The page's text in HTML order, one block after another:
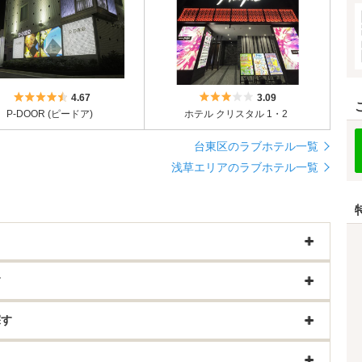
5つ星のうち4.5
4.67
P-DOOR (ピードア)
5つ星のうち3
3.09
ホテル クリスタル 1・2
台東区のラブホテル一覧
浅草エリアのラブホテル一覧